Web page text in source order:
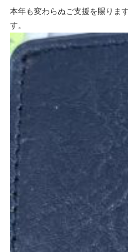
本年も変わらぬご支援を賜りま
す。